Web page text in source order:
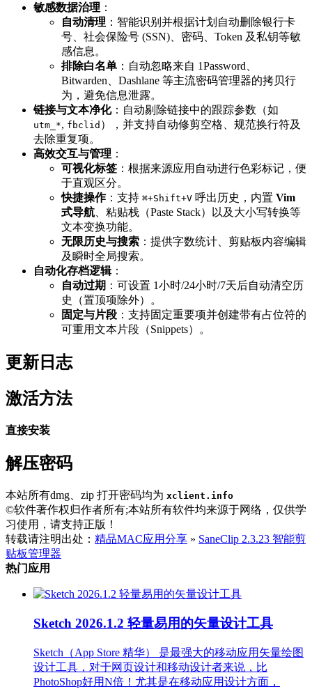
敏感数据治理 ：
自动清理 ：智能识别并根据计划自动删除银行卡
号、社会保险号 (SSN)、密码、Token 及私钥等敏
感信息。
排除白名单 ：自动忽略来自 1Password、
Bitwarden、Dashlane 等主流密码管理器的拷贝行
为，避免信息泄露。
链接与文本净化：自动剔除链接中的跟踪参数（如
utm_*, fbclid ），并支持自动修剪空格、规范换行符及
去除重复项。
高效交互与管理 ：
可视化标签 ：根据来源应用自动进行色彩标记，便
于直观区分。
快捷操作：支持 ⌘+Shift+V 呼出历史，内置 Vim
式导航 、粘贴栈（Paste Stack）以及大小写转换等
文本变换功能。
无限历史与搜索 ：提供字数统计、剪贴板内容编辑
及瞬时全局搜索。
自动化存档逻辑：
自动过期 ：可设置 1小时/24小时/7天后自动清空历
史（置顶项除外）。
固定与片段 ：支持固定重要项并创建带有占位符的
可重用文本片段（Snippets）。
更新日志
激活方法
直接安装
解压密码
本站所有dmg、zip 打开密码均为 xclient.info
©软件著作权归作者所有;本站所有软件均来源于网络，仅供学
习使用，请支持正版！
转载请注明出处： 精品MAC应用分享 » SaneClip 2.3.23 智能剪
贴板管理器
热门应用
Sketch 2026.1.2 轻量易用的矢量设计工具
Sketch（App Store 精华） 是最强大的移动应用矢量绘图
设计工具，对于网页设计和移动设计者来说，比
PhotoShop好用N倍！尤其是在移动应用设计方面，